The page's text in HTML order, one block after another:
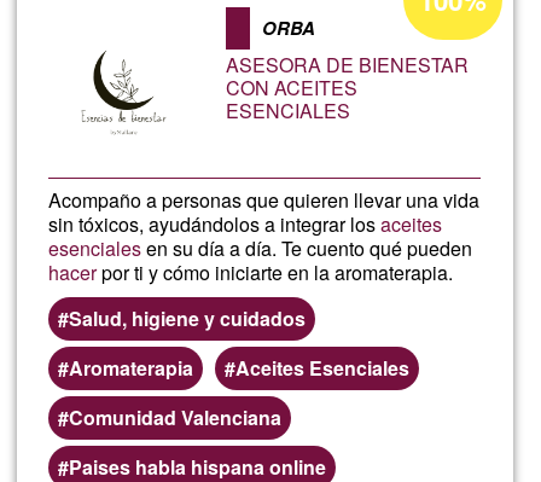
Bodega
ORBA
ASESORA DE BIENESTAR
CON ACEITES
ESENCIALES
Acompaño a personas que quieren llevar una vida
sin tóxicos, ayudándolos a integrar losaceites
esencialesen su día a día. Te cuento qué pueden
hacerpor ti y cómo iniciarte en la aromaterapia.
Salud, higiene y cuidados
Aromaterapia
Aceites Esenciales
Comunidad Valenciana
Paises habla hispana online
de
aceptación
de